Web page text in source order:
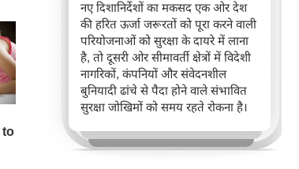
नए दिशानिर्देशों का मकसद एक ओर देश
की हरित ऊर्जा जरूरतों को पूरा करने वाली
परियोजनाओं को सुरक्षा के दायरे में लाना
है, तो दूसरी ओर सीमावर्ती क्षेत्रों में विदेशी
नागरिकों, कंपनियों और संवेदनशील
बुनियादी ढांचे से पैदा होने वाले संभावित
सुरक्षा जोखिमों को समय रहते रोकना है।